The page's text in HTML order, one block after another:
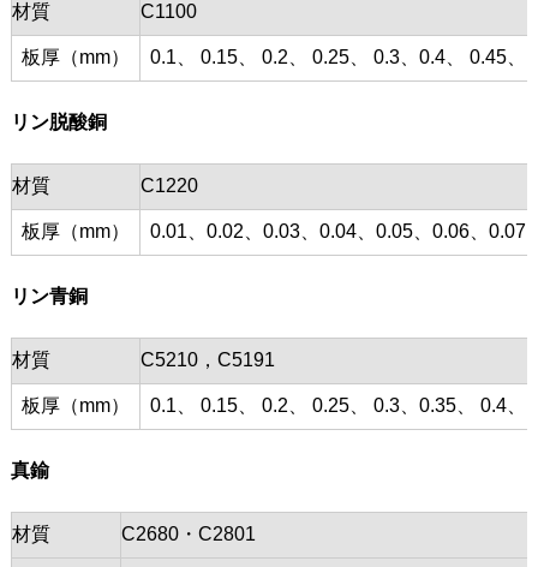
材質 C1100
板厚（mm） 0.1、 0.15、 0.2、 0.25、 0.3、0.4、 0.45、
リン脱酸銅
材質 C1220
板厚（mm） 0.01、0.02、0.03、0.04、0.05、0.06、0.07
リン青銅
材質 C5210，C5191
板厚（mm） 0.1、 0.15、 0.2、 0.25、 0.3、0.35、 0.4、
真鍮
材質 C2680・C2801